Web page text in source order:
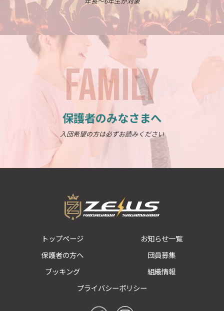
FAMILY
保護者のみなさまへ
入団希望の方は必ずお読みください
トップページ
お知らせ一覧
保護者の方へ
団員募集
ブッキング
組織情報
プライバシーポリシー